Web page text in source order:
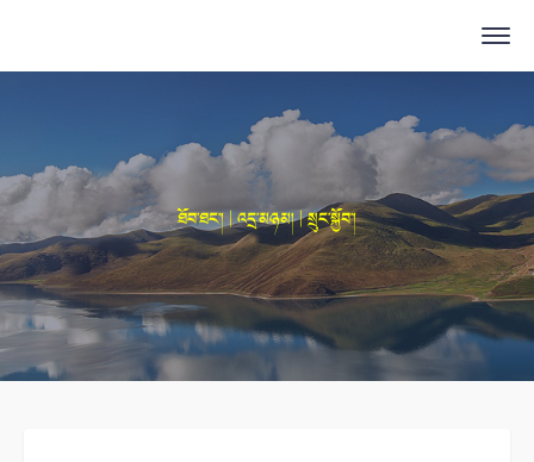
ཐོབ་ཐང་། | འདྲ་མཉམ། | སྲུང་སྐྱོབ་།